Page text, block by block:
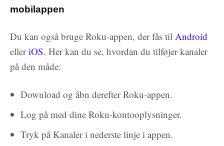
mobilappen
Du kan også bruge Roku-appen, der fås til Android
elleriOS. Her kan du se, hvordan du tilføjer kanaler
på den måde:
Download og åbn derefter Roku-appen.
Log på med dine Roku-kontooplysninger.
Tryk på Kanaler i nederste linje i appen.